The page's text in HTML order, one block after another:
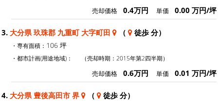
売却価格 0.4万円 単価 0.00 万円/坪
3. 大分県 玖珠郡 九重町 大字町田 （ 徒歩 分）
・専有面積： 106 坪
・都市計画(用途地域)： （売却時期：2015年第2四半期）
売却価格 0.6万円 単価 0.01 万円/坪
4. 大分県 豊後高田市 界 （ 徒歩 分）